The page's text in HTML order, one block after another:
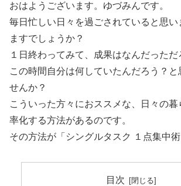
おはようございます。ゆづみんです。
毎日忙しい日々を過ごされていると思い
ますでしょうか？
１日終わってみて、成果はなんだっただ
この時間自分は何していたんだろう？と
せんか？
こういった方々におススメな、日々の
率化する方法があるのです。
その方法が「シングルタスク １点集中術
目次